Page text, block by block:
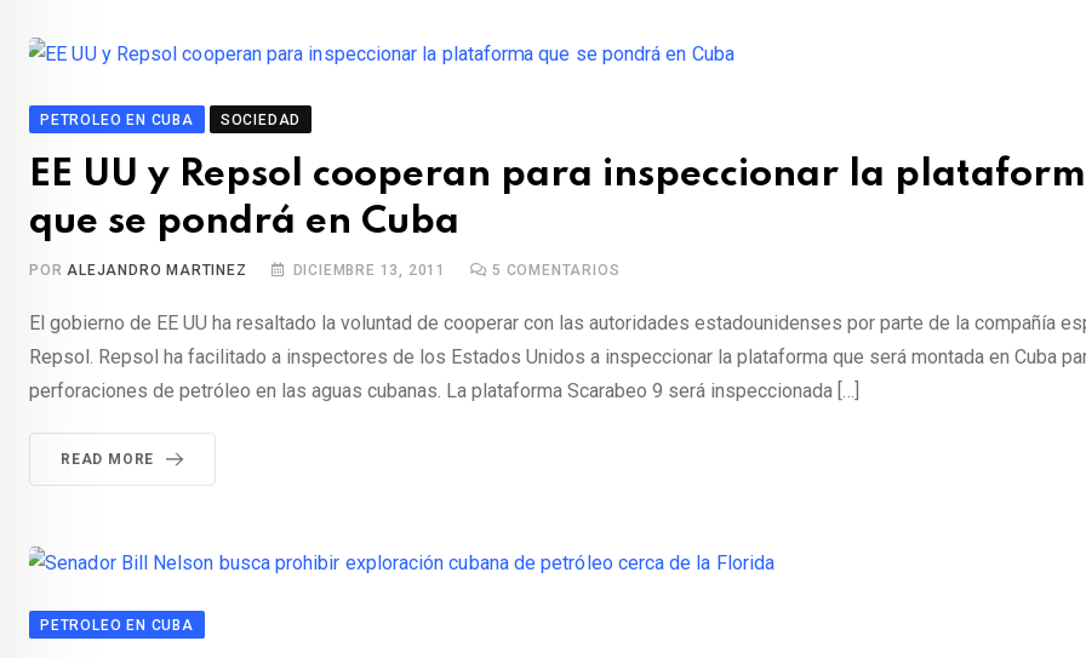
PETROLEO EN CUBA SOCIEDAD
EE UU y Repsol cooperan para inspeccionar la
que se pondrá en Cuba
PORALEJANDRO MARTINEZ DICIEMBRE 13, 2011 5 COMENTARIOS
El gobierno de EE UU ha resaltado la voluntad de cooperar con las autoridades estadounidenses por parte de la compañía
Repsol. Repsol ha facilitado a inspectores de los Estados Unidos a inspeccionar la plataforma que será montada en Cuba
perforaciones de petróleo en las aguas cubanas. La plataforma Scarabeo 9 será inspeccionada […]
READ MORE
PETROLEO EN CUBA